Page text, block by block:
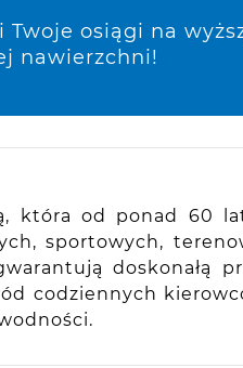
Twoje osiągi na
nawierzchni!
która od ponad 60
sportowych,
doskonałą
codziennych